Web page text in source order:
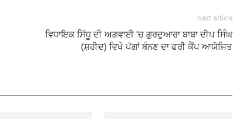
Next article
ਵਿਧਾਇਕ ਸਿੱਧੂ ਦੀ ਅਗਵਾਈ ‘ਚ ਗੁਰਦੁਆਰਾ ਬਾਬਾ ਦੀਪ ਸਿੰਘ
(ਸ਼ਹੀਦ) ਵਿਖੇ ਪੱਗਾਂ ਬੰਨਣ ਦਾ ਫਰੀ ਕੈਂਪ ਆਯੋਜਿਤ